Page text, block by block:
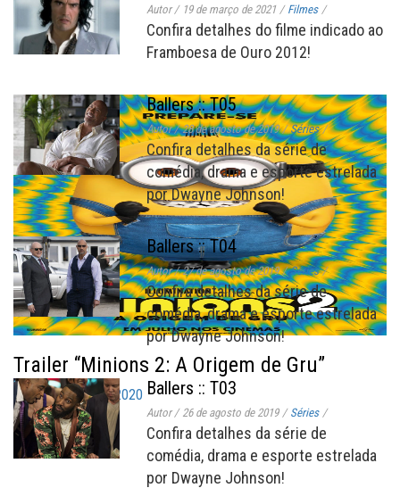
Autor/ 19 de março de 2021 / Filmes /
Confira detalhes do filme indicado ao
Framboesa de Ouro 2012!
Trailer “Minions 2: A Origem de Gru”
6 de fevereiro de 2020
Ballers :: T05
Autor/ 28 de agosto de 2019 / Séries /
Confira detalhes da série de
comédia, drama e esporte estrelada
por Dwayne Johnson!
Ballers :: T04
Autor/ 27 de agosto de 2019 / Séries /
Confira detalhes da série de
comédia, drama e esporte estrelada
por Dwayne Johnson!
Ballers :: T03
Autor/ 26 de agosto de 2019 / Séries /
Confira detalhes da série de
comédia, drama e esporte estrelada
por Dwayne Johnson!